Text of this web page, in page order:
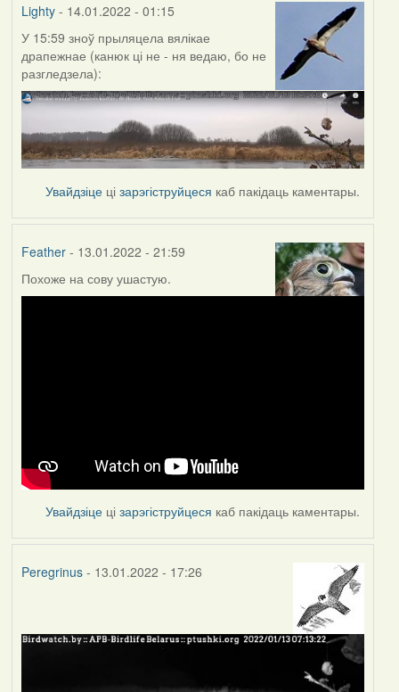
Lighty- 14.01.2022 - 01:15
У 15:59 зноў прыляцела вялікае
драпежнае (канюк ці не - ня ведаю, бо не
разгледзела):
Увайдзіце цізарэгіструйцеся каб пакідаць каментары.
Feather- 13.01.2022 - 21:59
Похоже на сову ушастую.
Увайдзіце цізарэгіструйцеся каб пакідаць каментары.
Peregrinus- 13.01.2022 - 17:26